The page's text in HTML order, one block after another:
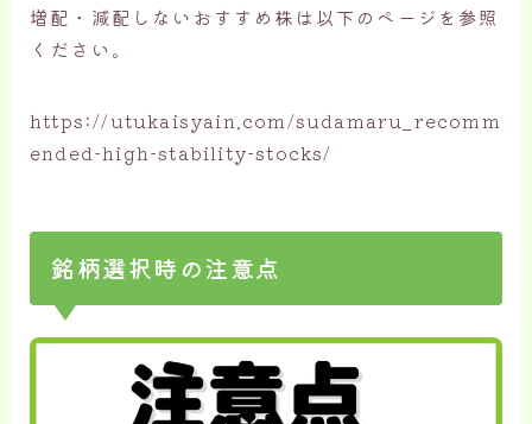
増配・減配しないおすすめ株は以下のページを参照
ください。
https://utukaisyain.com/sudamaru_recomm
ended-high-stability-stocks/
銘柄選択時の注意点